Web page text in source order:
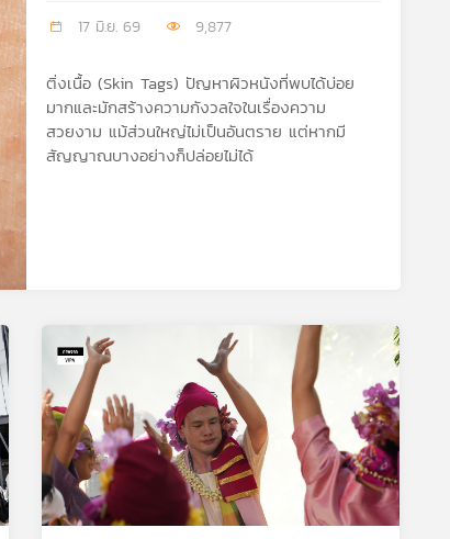
17 มิ.ย. 69 9,877
ติ่งเนื้อ (Skin Tags) ปัญหาผิวหนังที่พบได้บ่อย
มากและมักสร้างความกังวลใจในเรื่องความ
สวยงาม แม้ส่วนใหญ่ไม่เป็นอันตราย แต่หากมี
สัญญาณบางอย่างก็ปล่อยไม่ได้